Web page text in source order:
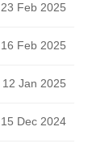
23 Feb 2025
16 Feb 2025
12 Jan 2025
15 Dec 2024